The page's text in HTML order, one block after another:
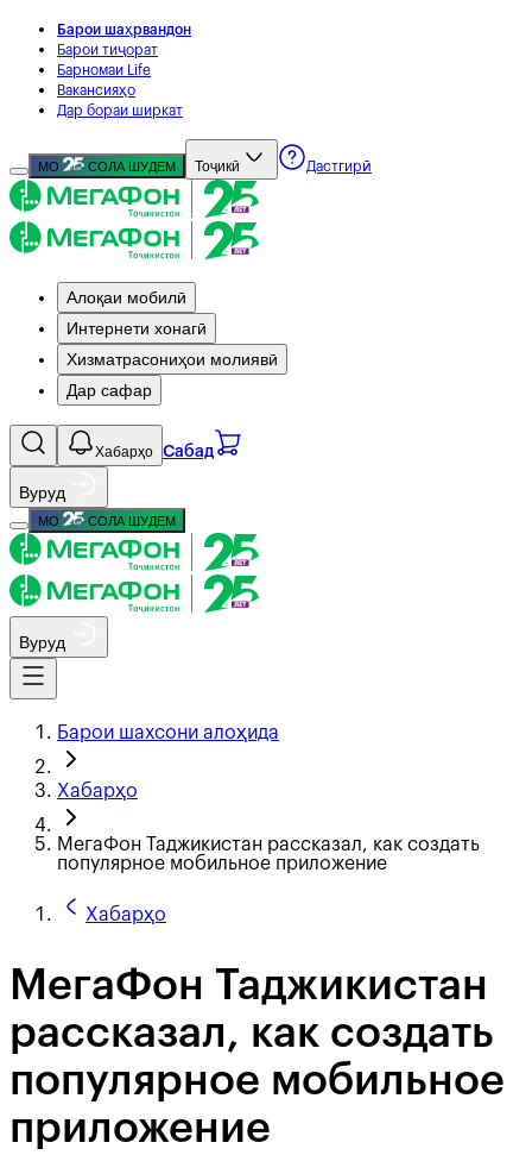
Барои шаҳрвандон
Барои тиҷорат
Барномаи Life
Вакансияҳо
Дар бораи ширкат
МО СОЛА ШУДЕМ Тоҷикӣ Дастгирӣ
Алоқаи мобилӣ
Интернети хонагӣ
Хизматрасониҳои молиявӣ
Дар сафар
Хабарҳо Сабад
Вуруд
МО СОЛА ШУДЕМ
Вуруд
Барои шахсони алоҳида
Хабарҳо
МегаФон Таджикистан рассказал, как создать
популярное мобильное приложение
Хабарҳо
МегаФон Таджикистан
рассказал, как создать
популярное мобильное
приложение